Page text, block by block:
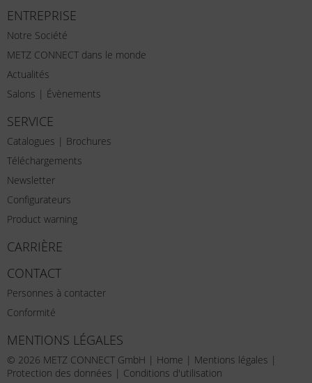
ENTREPRISE
Notre Société
METZ CONNECT dans le monde
Actualités
Salons | Évènements
SERVICE
Catalogues | Brochures
Téléchargements
Newsletter
Configurateurs
Product warning
CARRIÈRE
CONTACT
Personnes à contacter
Conformité
MENTIONS LÉGALES
© 2026 METZ CONNECT GmbH | Home | Mentions légales |
Protection des données | Conditions d'utilisation